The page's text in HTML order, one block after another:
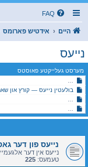
FAQ
היים אידטיש פארומס
נייעס
מערסט געלייקטע פאוסטס
כת לב טהור אין
בולעטין נייעס — קורץ און
סאטמאר (מהר"א): נייעסן
היימישער פייער
נייעס פון דער
נייעס אין דער
טעמעס: 225